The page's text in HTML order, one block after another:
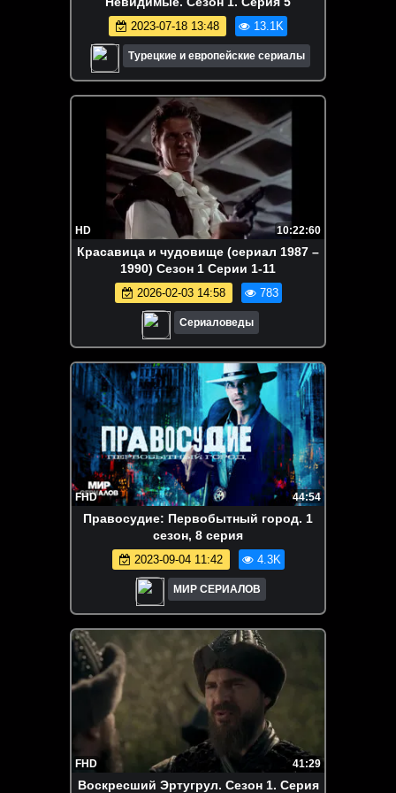
2023-07-18 13:48 13.1K
Турецкие и европейские сериалы
HD 10:22:60
Красавица и чудовище (сериал 1987 –
1990) Сезон 1 Серии 1-11
2026-02-03 14:58 783
Сериаловеды
FHD 44:54
Правосудие: Первобытный город. 1
сезон, 8 серия
2023-09-04 11:42 4.3K
МИР СЕРИАЛОВ
FHD 41:29
Воскресший Эртугрул. Сезон 1. Серия